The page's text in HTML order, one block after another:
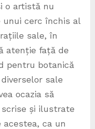
o artistă nu
cerc închis al
sale, în
atenție față de
pentru botanică
sale
ocazia să
și ilustrate
acestea, ca un